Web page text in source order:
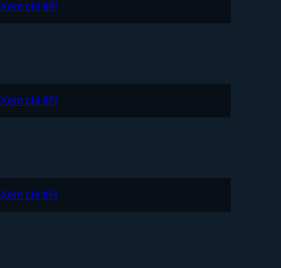
Xem chi tiết
Xem chi tiết
Xem chi tiết